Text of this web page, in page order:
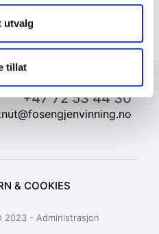
utvalg
tillat
+47 72 53 44 30
& COOKIES
2023 - Administrasjon